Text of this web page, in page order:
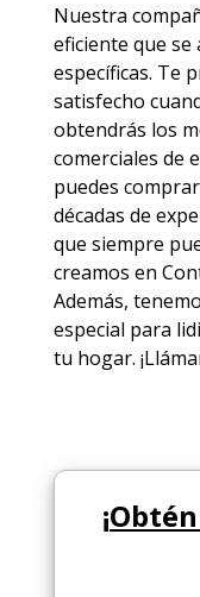
Nuestra
eficiente que se
específicas. Te
satisfecho
obtendrás los
comerciales de
puedes
décadas de
que siempre
creamos en
Además,
especial para
tu hogar.
¡